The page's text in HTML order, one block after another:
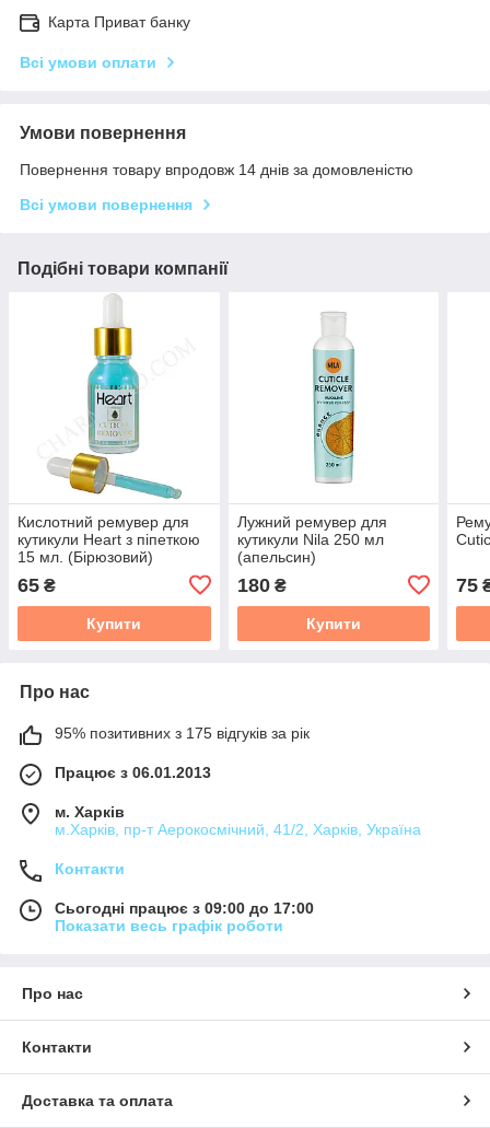
Карта Приват банку
Всі умови оплати
Умови повернення
Повернення товару впродовж 14 днів за домовленістю
Всі умови повернення
Подібні товари компанії
Кислотний ремувер для
кутикули Heart з піпеткою
15 мл. (Бірюзовий)
65 ₴
Купити
Лужний ремувер для
кутикули Nila 250 мл
(апельсин)
180₴
Купити
75
Про нас
95% позитивних з 175 відгуків за рік
Працює з 06.01.2013
м. Харків
м.Харків, пр-т Аерокосмічний, 41/2, Харків, Україна
Контакти
Сьогодні працює з 09:00 до 17:00
Показати весь графік роботи
Про нас
Контакти
Доставка та оплата